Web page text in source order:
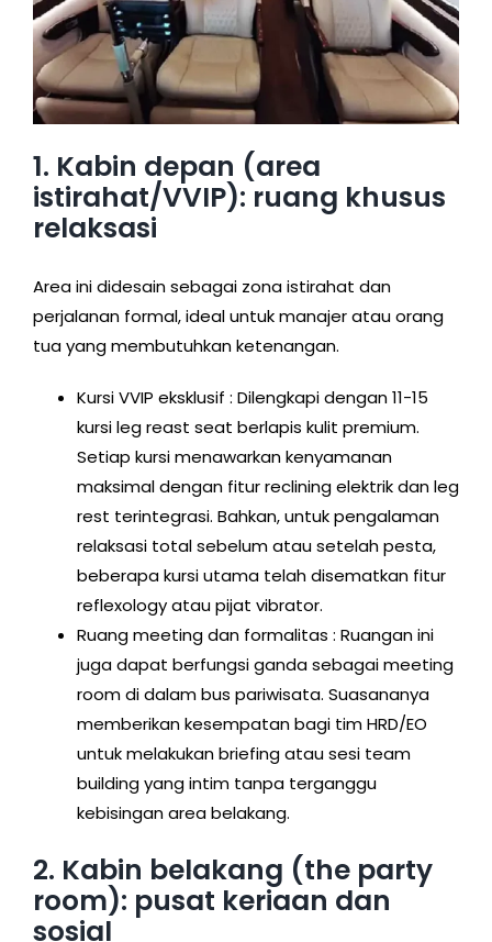
1. Kabin depan (area
istirahat/VVIP): ruang khusus
relaksasi
Area ini didesain sebagai zona istirahat dan
perjalanan formal, ideal untuk manajer atau orang
tua yang membutuhkan ketenangan.
Kursi VVIP eksklusif : Dilengkapi dengan 11-15
kursi leg reast seat berlapis kulit premium.
Setiap kursi menawarkan kenyamanan
maksimal dengan fitur reclining elektrik dan leg
rest terintegrasi. Bahkan, untuk pengalaman
relaksasi total sebelum atau setelah pesta,
beberapa kursi utama telah disematkan fitur
reflexology atau pijat vibrator.
Ruang meeting dan formalitas : Ruangan ini
juga dapat berfungsi ganda sebagai meeting
room di dalam bus pariwisata. Suasananya
memberikan kesempatan bagi tim HRD/EO
untuk melakukan briefing atau sesi team
building yang intim tanpa terganggu
kebisingan area belakang.
2. Kabin belakang (the party
room): pusat keriaan dan
sosial